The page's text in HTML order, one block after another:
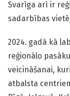
Svarīga arī ir
sadarbības
2024. gadā kā
reģionālo
veicināšanai,
atbalsta